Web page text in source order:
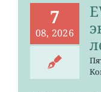
7
08, 2026